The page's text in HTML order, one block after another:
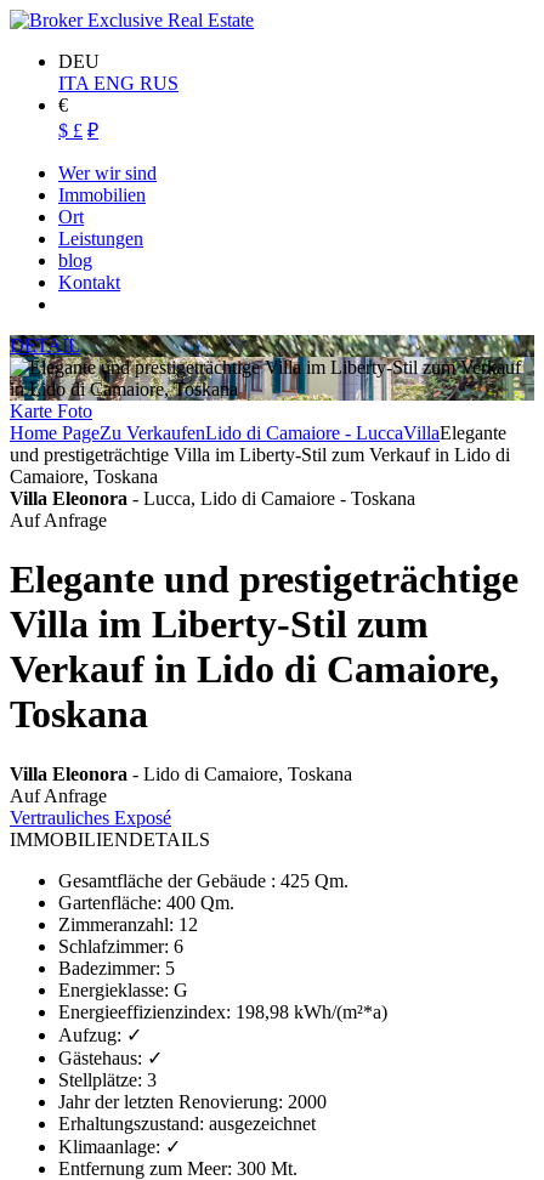
DEU
ITA ENG RUS
€
$ £ ₽
Wer wir sind
Immobilien
Ort
Leistungen
blog
Kontakt
DETAIL
Karte Foto
Home PageZu VerkaufenLido di Camaiore - LuccaVillaElegante
und prestigeträchtige Villa im Liberty-Stil zum Verkauf in Lido di
Camaiore, Toskana
Villa Eleonora - Lucca, Lido di Camaiore - Toskana
Auf Anfrage
Elegante und prestigeträchtige
Villa im Liberty-Stil zum
Verkauf in Lido di Camaiore,
Toskana
Villa Eleonora - Lido di Camaiore, Toskana
Auf Anfrage
Vertrauliches Exposé
IMMOBILIENDETAILS
Gesamtfläche der Gebäude : 425 Qm.
Gartenfläche: 400 Qm.
Zimmeranzahl: 12
Schlafzimmer: 6
Badezimmer: 5
Energieklasse: G
Energieeffizienzindex: 198,98 kWh/(m²*a)
Aufzug: ✓
Gästehaus: ✓
Stellplätze: 3
Jahr der letzten Renovierung: 2000
Erhaltungszustand: ausgezeichnet
Klimaanlage: ✓
Entfernung zum Meer: 300 Mt.